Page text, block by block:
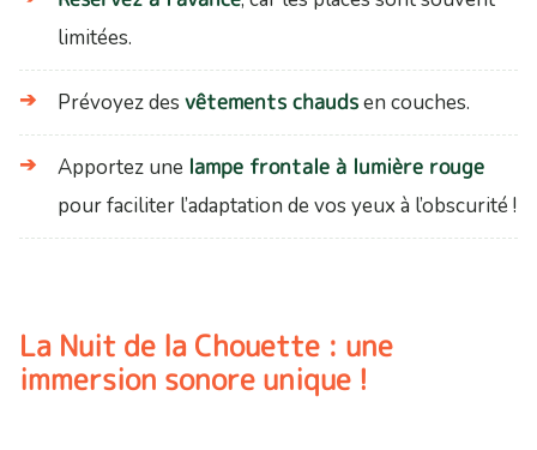
limitées.
Prévoyez des vêtements chaudsen couches.
Apportez une lampe frontale à lumière rouge
pour faciliter l’adaptation de vos yeux à l’obscurité !
La Nuit de la Chouette : une
immersion sonore unique !